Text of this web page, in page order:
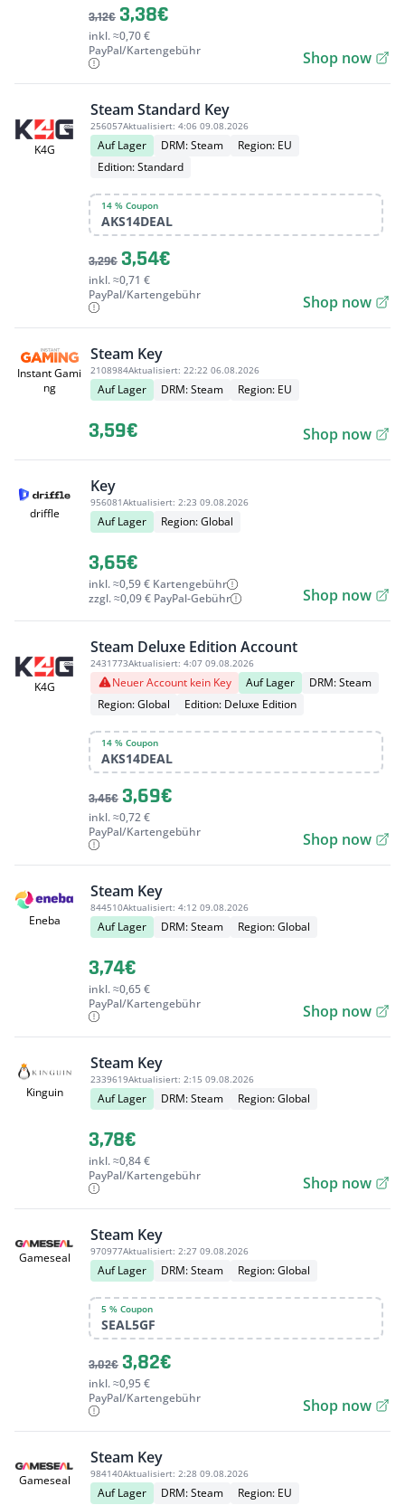
3,12€ 3,38€
inkl. ≈0,70 €
PayPal/Kartengebühr
Shop now
K4G
Steam Standard Key
256057Aktualisiert: 4:06 09.08.2026
Auf Lager DRM: Steam
Region: EU
Edition: Standard
14 % Coupon
AKS14DEAL
3,29€ 3,54€
inkl. ≈0,71 €
PayPal/Kartengebühr
Shop now
Instant Gami
ng
Steam Key
2108984Aktualisiert: 22:22 06.08.2026
Auf Lager DRM: Steam Region: EU
3,59€ Shop now
driffle
Key
956081Aktualisiert: 2:23 09.08.2026
Auf Lager Region: Global
3,65€
inkl. ≈0,59 € Kartengebühr
zzgl. ≈0,09 € PayPal-Gebühr
Shop now
K4G
Steam Deluxe Edition Account
2431773Aktualisiert: 4:07 09.08.2026
Neuer Account kein Key Auf Lager
DRM: Steam
Region: Global
Edition: Deluxe Edition
14 % Coupon
AKS14DEAL
3,45€ 3,69€
inkl. ≈0,72 €
PayPal/Kartengebühr
Shop now
Eneba
Steam Key
844510Aktualisiert: 4:12 09.08.2026
Auf Lager DRM: Steam Region: Global
3,74€
inkl. ≈0,65 €
PayPal/Kartengebühr
Shop now
Kinguin
Steam Key
2339619Aktualisiert: 2:15 09.08.2026
Auf Lager DRM: Steam Region: Global
3,78€
inkl. ≈0,84 €
PayPal/Kartengebühr
Shop now
Gameseal
Steam Key
970977Aktualisiert: 2:27 09.08.2026
Auf Lager DRM: Steam Region: Global
5 % Coupon
SEAL5GF
3,02€ 3,82€
inkl. ≈0,95 €
PayPal/Kartengebühr
Shop now
Gameseal
Steam Key
984140Aktualisiert: 2:28 09.08.2026
Auf Lager DRM: Steam Region: EU